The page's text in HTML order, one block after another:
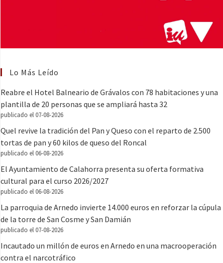
Lo Más Leído
Reabre el Hotel Balneario de Grávalos con 78 habitaciones y una
plantilla de 20 personas que se ampliará hasta 32
publicado el 07-08-2026
Quel revive la tradición del Pan y Queso con el reparto de 2.500
tortas de pan y 60 kilos de queso del Roncal
publicado el 06-08-2026
El Ayuntamiento de Calahorra presenta su oferta formativa
cultural para el curso 2026/2027
publicado el 06-08-2026
La parroquia de Arnedo invierte 14.000 euros en reforzar la cúpula
de la torre de San Cosme y San Damián
publicado el 07-08-2026
Incautado un millón de euros en Arnedo en una macrooperación
contra el narcotráfico